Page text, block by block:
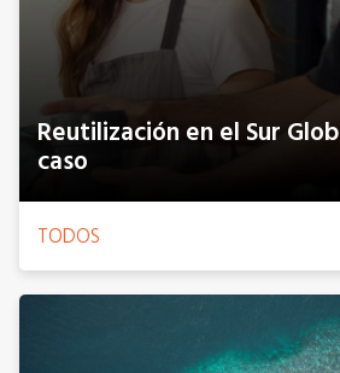
Reutilización en el Sur
caso
TODOS